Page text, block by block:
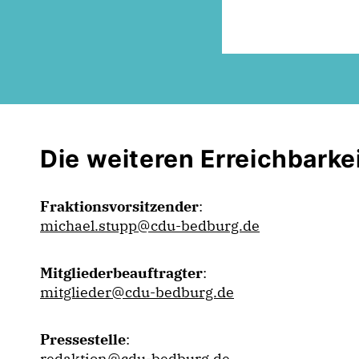
Die weiteren
Fraktionsvorsitzender:
michael.stupp@cdu-bedburg.de
Mitgliederbeauftragter:
mitglieder@cdu-bedburg.de
Pressestelle: